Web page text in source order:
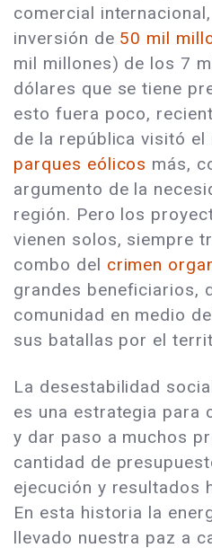
comercial
inversión de 50 mil
mil millones) de los 7
dólares que se tiene
esto fuera poco,
de la república visitó
parques eólicos más,
argumento de la
región. Pero los
vienen solos, siempre
combo del crimen
grandes beneficiarios,
comunidad en medio
sus batallas por el
La desestabilidad
es una estrategia para
y dar paso a muchos
cantidad de
ejecución y resultados
En esta historia la
llevado nuestra paz a